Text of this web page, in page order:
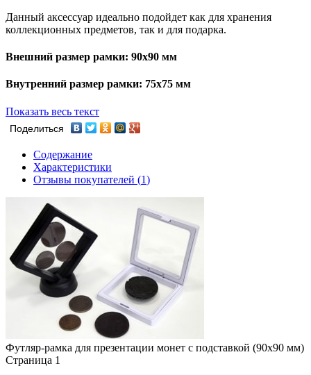
Данный аксессуар идеально подойдет как для хранения
коллекционных предметов, так и для подарка.
Внешний размер рамки: 90х90 мм
Внутренний размер рамки: 75х75 мм
Показать весь текст
Поделиться
Содержание
Характеристики
Отзывы покупателей (1)
Футляр-рамка для презентации монет с подставкой (90х90 мм)
Страница 1